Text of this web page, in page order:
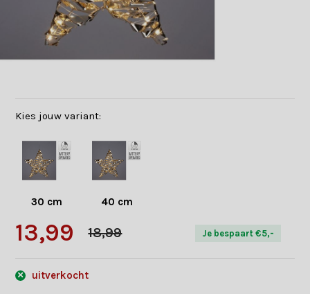
Kies jouw variant:
30 cm 40 cm
13,99 18,99 Je bespaart €5,-
uitverkocht